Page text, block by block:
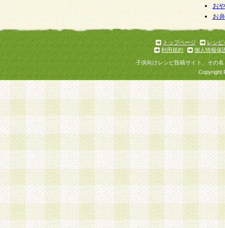
お
お
トップページ
レシピ
利用規約
個人情報保
子供向けレシピ投稿サイト、その
Copyright